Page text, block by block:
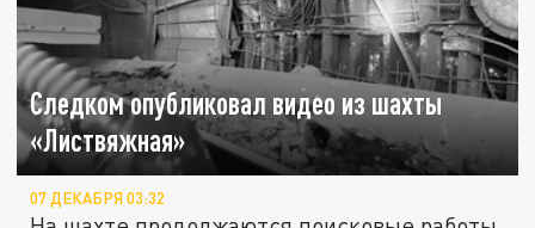
Следком опубликовал видео из шахты
«Листвяжная»
07 ДЕКАБРЯ 03:32